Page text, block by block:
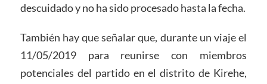
descuidado y no ha sido procesado hasta la fecha.
También hay que señalar que, durante un viaje el
11/05/2019 para reunirse con miembros
potenciales del partido en el distrito de Kirehe,